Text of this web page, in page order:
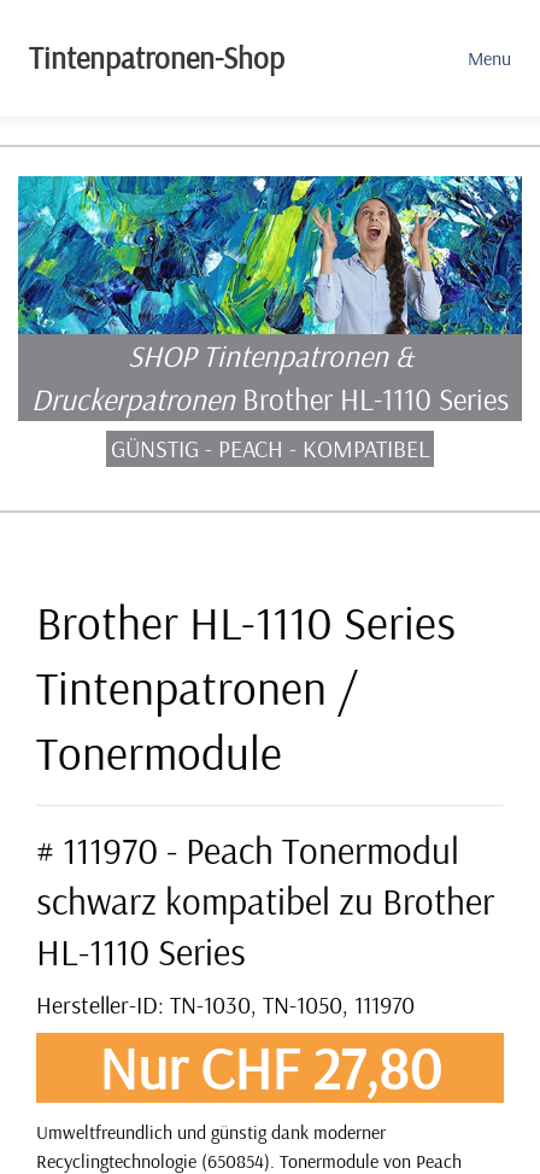
Tintenpatronen-Shop Menu
SHOP Tintenpatronen &
Druckerpatronen Brother HL-1110 Series
GÜNSTIG - PEACH - KOMPATIBEL
Brother HL-1110 Series
Tintenpatronen /
Tonermodule
# 111970 - Peach Tonermodul
schwarz kompatibel zu Brother
HL-1110 Series
Hersteller-ID: TN-1030, TN-1050, 111970
Nur CHF 27,80
Umweltfreundlich und günstig dank moderner
Recyclingtechnologie (650854). Tonermodule von Peach